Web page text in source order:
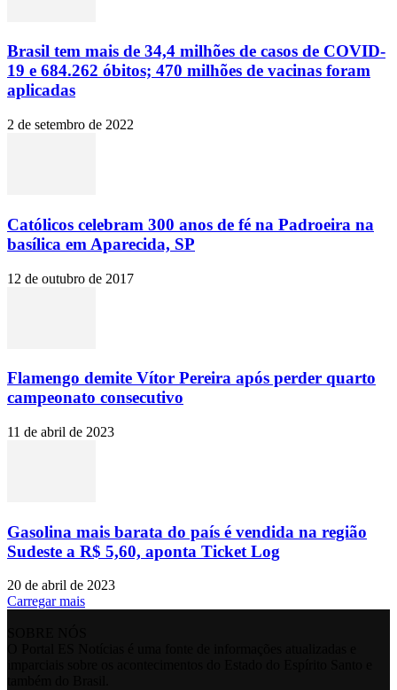
Brasil tem mais de 34,4 milhões de casos de COVID-
19 e 684.262 óbitos; 470 milhões de vacinas foram
aplicadas
2 de setembro de 2022
Católicos celebram 300 anos de fé na Padroeira na
basílica em Aparecida, SP
12 de outubro de 2017
Flamengo demite Vítor Pereira após perder quarto
campeonato consecutivo
11 de abril de 2023
Gasolina mais barata do país é vendida na região
Sudeste a R$ 5,60, aponta Ticket Log
20 de abril de 2023
Carregar mais